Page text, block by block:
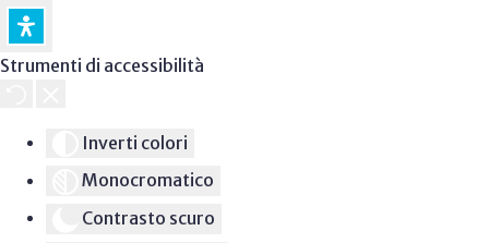
Strumenti di accessibilità
Inverti colori
Monocromatico
Contrasto scuro